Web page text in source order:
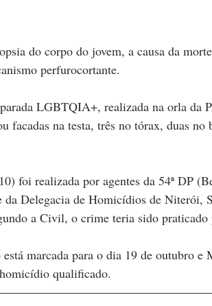
do corpo do jovem, a causa da
perfurocortante.
LGBTQIA+, realizada na orla da
facadas na testa, três no tórax, duas
foi realizada por agentes da 54ª DP
da Delegacia de Homicídios de Niterói,
a Civil, o crime teria sido
marcada para o dia 19 de outubro e
qualificado.